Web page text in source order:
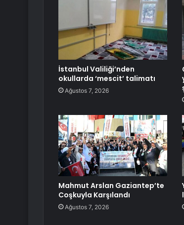
İstanbul Valiliği’nden
okullarda ‘mescit’ talimatı
Ağustos 7, 2026
Mahmut Arslan Gaziantep’te
Coşkuyla Karşılandı
Ağustos 7, 2026